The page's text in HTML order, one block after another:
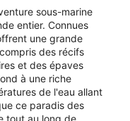
sous-marine
entier. Connues
une grande
des récifs
et des épaves
à une riche
de l'eau allant
ce paradis des